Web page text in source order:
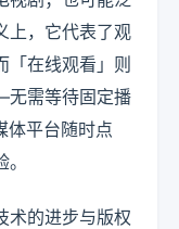
上，它代表了观
「在线观看」则
需等待固定播
体平台随时点
术的进步与版权